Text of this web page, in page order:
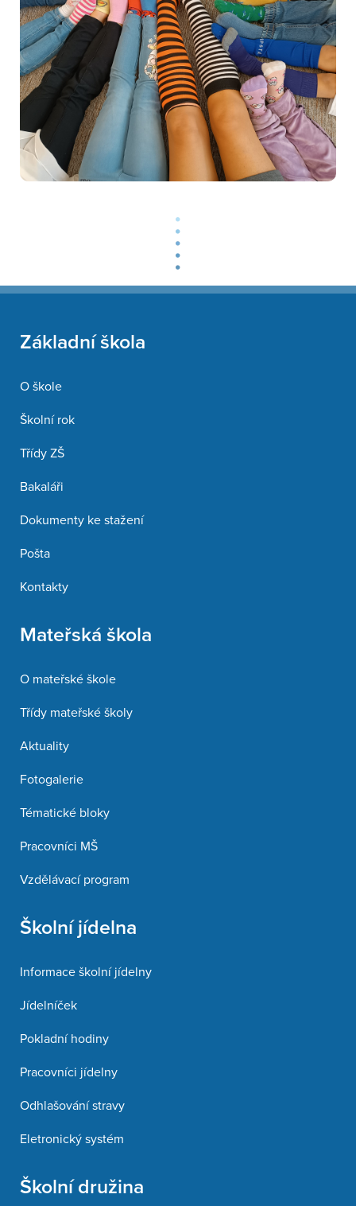
Základní škola
O škole
Školní rok
Třídy ZŠ
Bakaláři
Dokumenty ke stažení
Pošta
Kontakty
Mateřská škola
O mateřské škole
Třídy mateřské školy
Aktuality
Fotogalerie
Tématické bloky
Pracovníci MŠ
Vzdělávací program
Školní jídelna
Informace školní jídelny
Jídelníček
Pokladní hodiny
Pracovníci jídelny
Odhlašování stravy
Eletronický systém
Školní družina